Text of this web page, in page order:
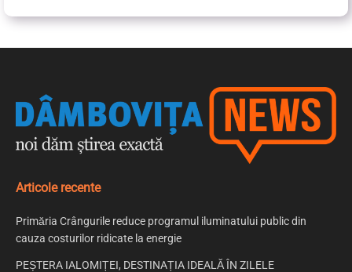
Articole recente
Primăria Crângurile reduce programul iluminatului public din
cauza costurilor ridicate la energie
PEȘTERA IALOMIȚEI, DESTINAȚIA IDEALĂ ÎN ZILELE